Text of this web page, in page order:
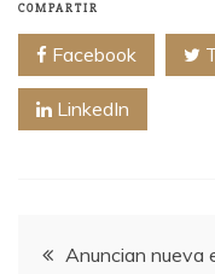
COMPARTIR
Facebook
LinkedIn
Navegación
Anuncian nueva